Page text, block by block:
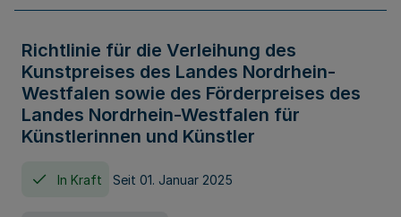
Richtlinie für die Verleihung des
Kunstpreises des Landes Nordrhein-
Westfalen sowie des Förderpreises des
Landes Nordrhein-Westfalen für
Künstlerinnen und Künstler
In Kraft Seit 01. Januar 2025